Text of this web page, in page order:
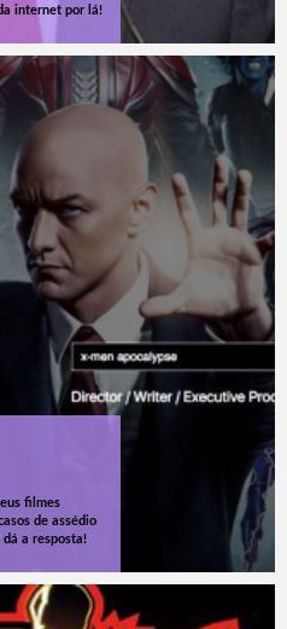
internet por lá!
filmes
de assédio
a resposta!